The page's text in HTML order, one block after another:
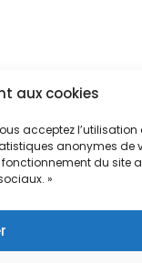
aux cookies
acceptez l’utilisation
anonymes de
fonctionnement du site
»